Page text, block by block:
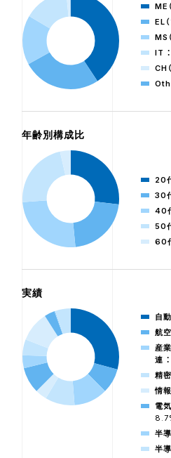
ME
EL
MS
IT ：
CH
年齢別構成比
20
30
40
50
60
実績
自
航
産
連 ：
精
情
電
半
半